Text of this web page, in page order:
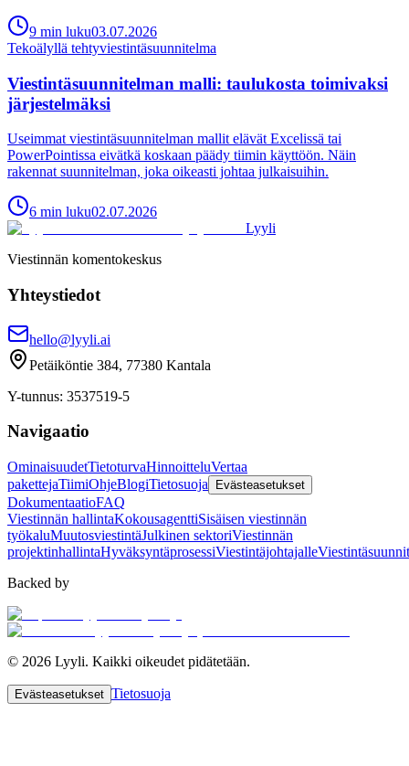
9 min luku03.07.2026
Tekoälyllä tehtyviestintäsuunnitelma
Viestintäsuunnitelman malli: taulukosta toimivaksi
järjestelmäksi
Useimmat viestintäsuunnitelman mallit elävät Excelissä tai
PowerPointissa eivätkä koskaan päädy tiimin käyttöön. Näin
rakennat suunnitelman, joka oikeasti johtaa julkaisuihin.
6 min luku02.07.2026
Lyyli
Viestinnän komentokeskus
Yhteystiedot
hello@lyyli.ai
Petäiköntie 384, 77380 Kantala
Y-tunnus: 3537519-5
Navigaatio
OminaisuudetTietoturvaHinnoitteluVertaa
pakettejaTiimiOhjeBlogiTietosuoja Evästeasetukset
DokumentaatioFAQ
Viestinnän hallintaKokousagenttiSisäisen viestinnän
työkaluMuutosviestintäJulkinen sektoriViestinnän
projektinhallintaHyväksyntäprosessiViestintäjohtajalle
Backed by
© 2026 Lyyli. Kaikki oikeudet pidätetään.
Evästeasetukset Tietosuoja